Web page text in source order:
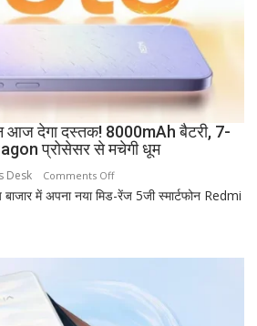
of
को
मिल
रहा
ज्यादा
फायदा,
जानिए
आज देगा दस्तक! 8000mAh बैटरी, 7-
प्रोसेसर से मचेगी धूम
Desk Comments Offon
Redmi
5G
में अपना नया मिड-रेंज 5जी स्मार्टफोन Redmi